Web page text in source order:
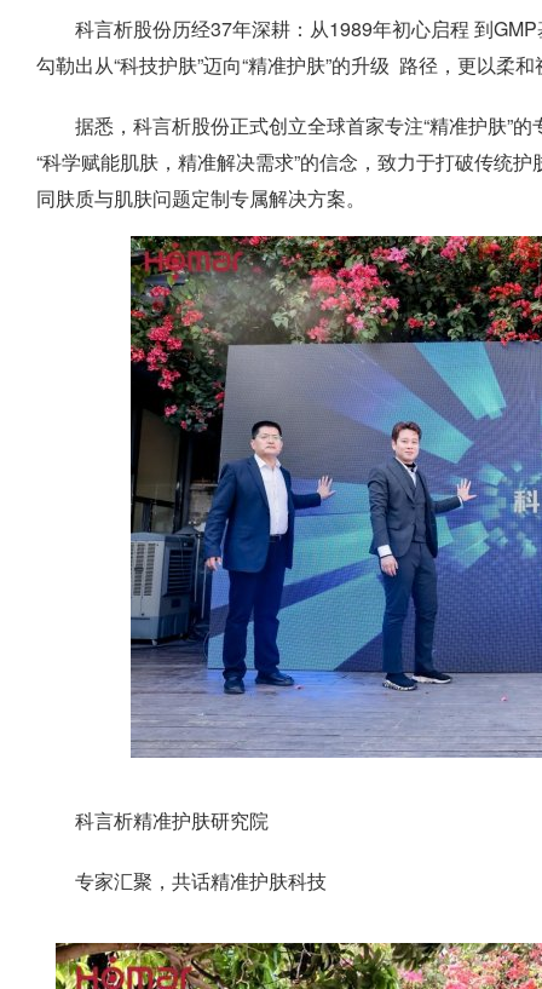
科言析股份历经37年深耕：从1989年初心启程 到
勾勒出从“科技护肤”迈向“精准护肤”的升级 路径，更以柔
据悉，科言析股份正式创立全球首家专注“精准护肤”
“科学赋能肌肤，精准解决需求”的信念，致力于打破传统
同肤质与肌肤问题定制专属解决方案。
科言析精准护肤研究院
专家汇聚，共话精准护肤科技